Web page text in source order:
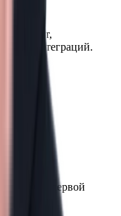
аудит,
и интеграций.
от первой